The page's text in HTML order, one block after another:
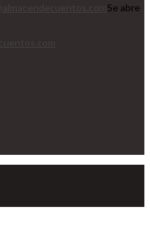
Se abre